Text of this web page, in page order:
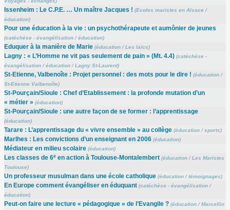
Issenheim : Le C.P.E. … Un maître Jacques ! (Ecoles maristes en Alsace/
éducation)
Pour une éducation à la vie : un psychothérapeute et aumônier de jeunes
(catéchèse - évangélisation/éducation)
Eduquer à la manière de Marie (éducation/Les laïcs)
Lagny : « L’Homme ne vit pas seulement de pain » (Mt. 4.4) (catéchèse -
évangélisation/éducation/Lagny St-Laurent)
St-Etienne, Valbenoîte : Projet personnel : des mots pour le dire ! (éducation/
St-Etienne Valbenoîte)
St-Pourçain/Sioule : Chef d’Etablissement : la profonde mutation d’un
« métier » (éducation)
St-Pourçain/Sioule : une autre façon de se former : l’apprentissage
(éducation)
Tarare : L’apprentissage du « vivre ensemble » au collège (éducation/sports)
Marlhes : Les convictions d’un enseignant en 2006 (éducation)
Médiateur en milieu scolaire (éducation)
Les classes de 6een action à Toulouse-Montalembert (éducation/Les Maristes
Toulouse)
Un professeur musulman dans une école catholique (éducation/témoignages)
En Europe comment évangéliser en éduquant (catéchèse - évangélisation/
éducation)
Peut-on faire une lecture « pédagogique » de l’Evangile ? (éducation/Marcellin